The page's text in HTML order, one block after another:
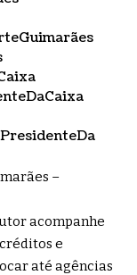
–
acompanhe
e
até agências